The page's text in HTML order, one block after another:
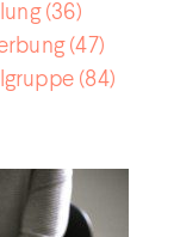
(36)
(47)
(84)